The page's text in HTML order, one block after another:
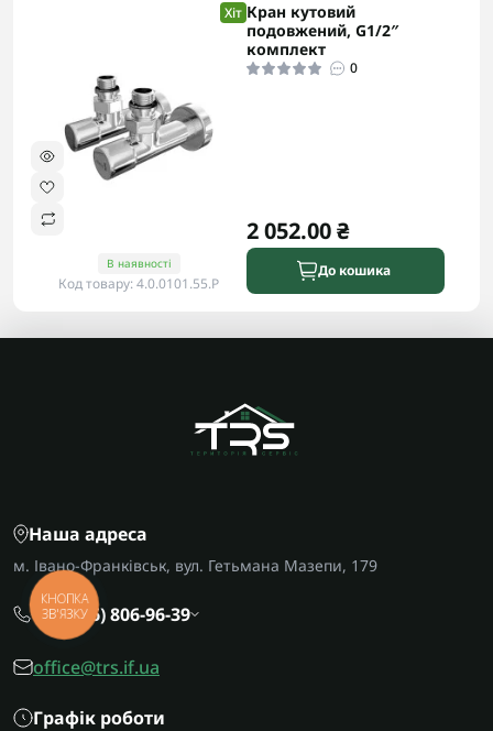
Хіт
В наявності
Код товару: 4.0.0101.55.P
Кран кутовий
подовжений, G1/2″
комплект
0
2 052.00 ₴
До кошика
Наша адреса
м. Івано-Франківськ, вул. Гетьмана Мазепи, 179
+38 (096) 806-96-39
office@trs.if.ua
Графік роботи
КНОПКА
ЗВ'ЯЗКУ